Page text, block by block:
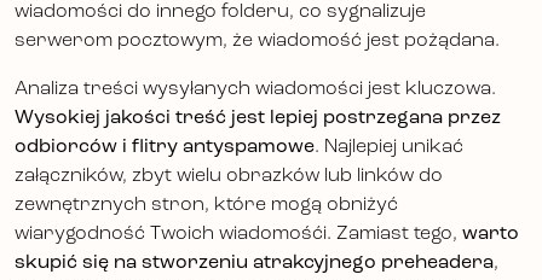
wiadomości do innego folderu, co sygnalizuje
serwerom pocztowym, że wiadomość jest pożądana.
Analiza treści wysyłanych wiadomości jest kluczowa.
Wysokiej jakości treść jest lepiej postrzegana przez
odbiorców i flitry antyspamowe. Najlepiej unikać
załączników, zbyt wielu obrazków lub linków do
zewnętrznych stron, które mogą obniżyć
wiarygodność Twoich wiadomośći. Zamiast tego, warto
skupić się na stworzeniu atrakcyjnego preheadera,